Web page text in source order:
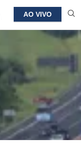
AO VIVO